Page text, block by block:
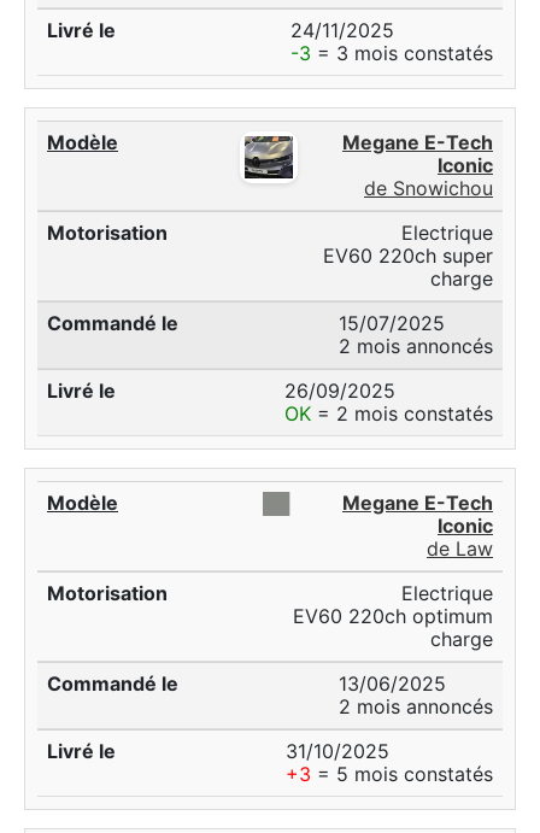
24/11/2025
-3 = 3 mois constatés
Megane E-Tech
Iconic
de Snowichou
Electrique
EV60 220ch super
charge
15/07/2025
2 mois annoncés
26/09/2025
OK = 2 mois constatés
Megane E-Tech
Iconic
de Law
Electrique
EV60 220ch optimum
charge
13/06/2025
2 mois annoncés
31/10/2025
+3 = 5 mois constatés